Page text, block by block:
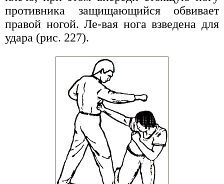
противника защищающийся обвивает
правой ногой. Ле-вая нога взведена для
удара (рис. 227).